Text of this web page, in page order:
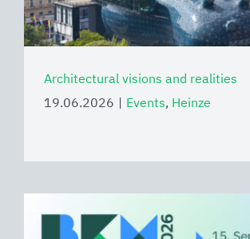
Architectural visions and realities
19.06.2026
Events, Heinze